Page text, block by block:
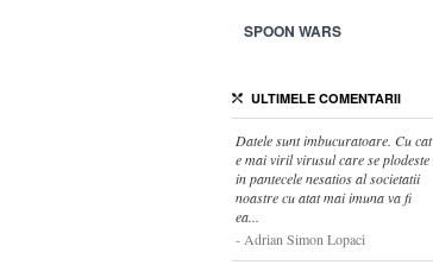
SPOON WARS
ULTIMELE COMENTARII
Datele sunt imbucuratoare. Cu cat
e mai viril virusul care se plodeste
in pantecele nesatios al societatii
noastre cu atat mai imuna va fi
ea...
Adrian Simon Lopaci